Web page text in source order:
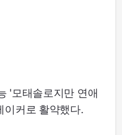
'모태솔로지만 연애
이커로 활약했다.